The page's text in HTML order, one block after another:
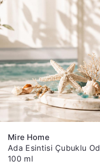
Mire Home
Ada Esintisi Çubuklu
100 ml